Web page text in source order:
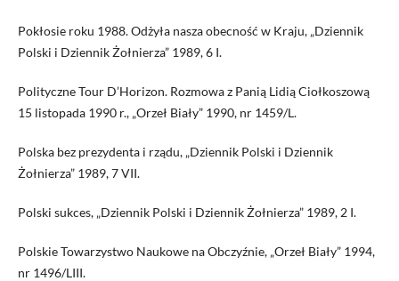
Pokłosie roku 1988. Odżyła nasza obecność w Kraju, „Dziennik
Polski i Dziennik Żołnierza” 1989, 6 I.
Polityczne Tour D’Horizon. Rozmowa z Panią Lidią Ciołkoszową
15 listopada 1990 r., „Orzeł Biały” 1990, nr 1459/L.
Polska bez prezydenta i rządu, „Dziennik Polski i Dziennik
Żołnierza” 1989, 7 VII.
Polski sukces, „Dziennik Polski i Dziennik Żołnierza” 1989, 2 I.
Polskie Towarzystwo Naukowe na Obczyźnie, „Orzeł Biały” 1994,
nr 1496/LIII.